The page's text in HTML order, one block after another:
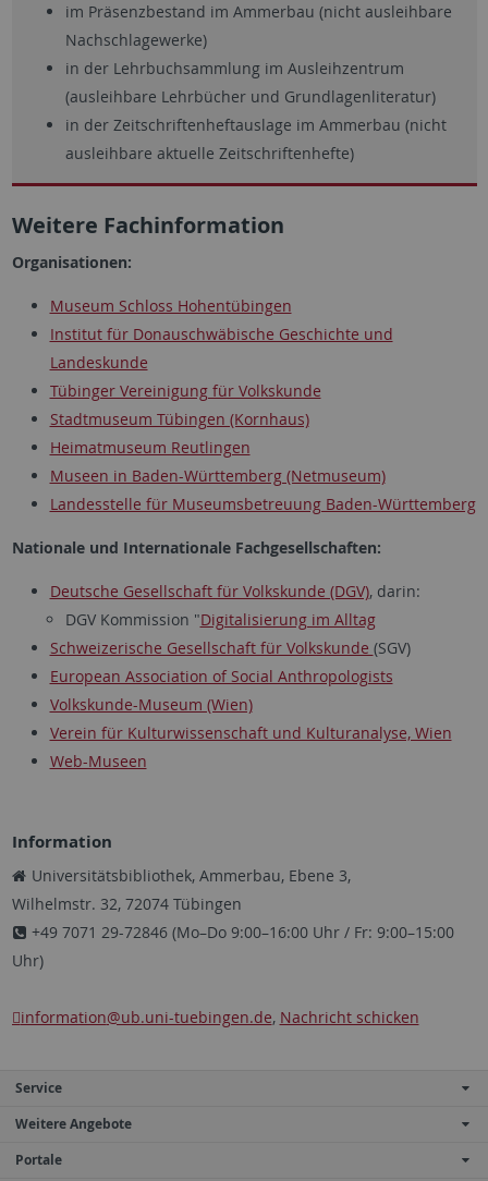
im Präsenzbestand im Ammerbau (nicht ausleihbare
Nachschlagewerke)
in der Lehrbuchsammlung im Ausleihzentrum
(ausleihbare Lehrbücher und Grundlagenliteratur)
in der Zeitschriftenheftauslage im Ammerbau (nicht
ausleihbare aktuelle Zeitschriftenhefte)
Weitere Fachinformation
Organisationen:
Museum Schloss Hohentübingen
Institut für Donauschwäbische Geschichte und
Landeskunde
Tübinger Vereinigung für Volkskunde
Stadtmuseum Tübingen (Kornhaus)
Heimatmuseum Reutlingen
Museen in Baden-Württemberg (Netmuseum)
Landesstelle für Museumsbetreuung Baden-Württemberg
Nationale und Internationale Fachgesellschaften:
Deutsche Gesellschaft für Volkskunde (DGV), darin:
DGV Kommission "Digitalisierung im Alltag
Schweizerische Gesellschaft für Volkskunde (SGV)
European Association of Social Anthropologists
Volkskunde-Museum (Wien)
Verein für Kulturwissenschaft und Kulturanalyse, Wien
Web-Museen
Information
Universitätsbibliothek, Ammerbau, Ebene 3,
Wilhelmstr. 32, 72074 Tübingen
+49 7071 29-72846 (Mo–Do 9:00–16:00 Uhr / Fr: 9:00–15:00
Uhr)
information@ub.uni-tuebingen.de, Nachricht schicken
Service
Weitere Angebote
Portale